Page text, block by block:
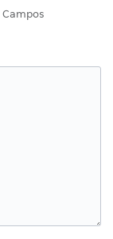
Campos